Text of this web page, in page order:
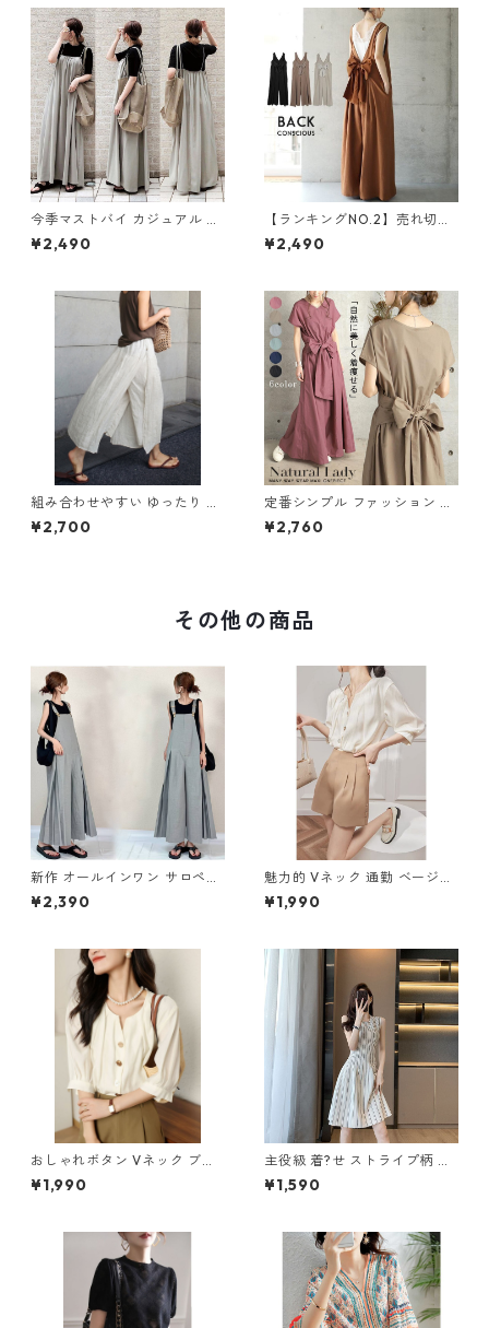
今季マストバイ カジュアル ゆ
ったりキャミワンピース m-4
65
¥2,490
【ランキングNO.2】売れ切れ
必至 バックリボン4色展開 オ
ールインワン m-385
¥2,490
組み合わせやすい ゆったり キ
ュロットスカート パンツ m-7
63
¥2,700
定番シンプル ファッション 半
袖 バックリボン 6色展開ワン
ピース m-734
¥2,760
その他の商品
新作 オールインワン サロペッ
トパンツ m-462
¥2,390
魅力的 Vネック 通勤 ベージュ
ブラウス m-285
¥1,990
おしゃれボタン Vネック ブラ
ウス m-286
¥1,990
主役級 着?せ ストライプ柄 ワ
ンピース m-258
¥1,590